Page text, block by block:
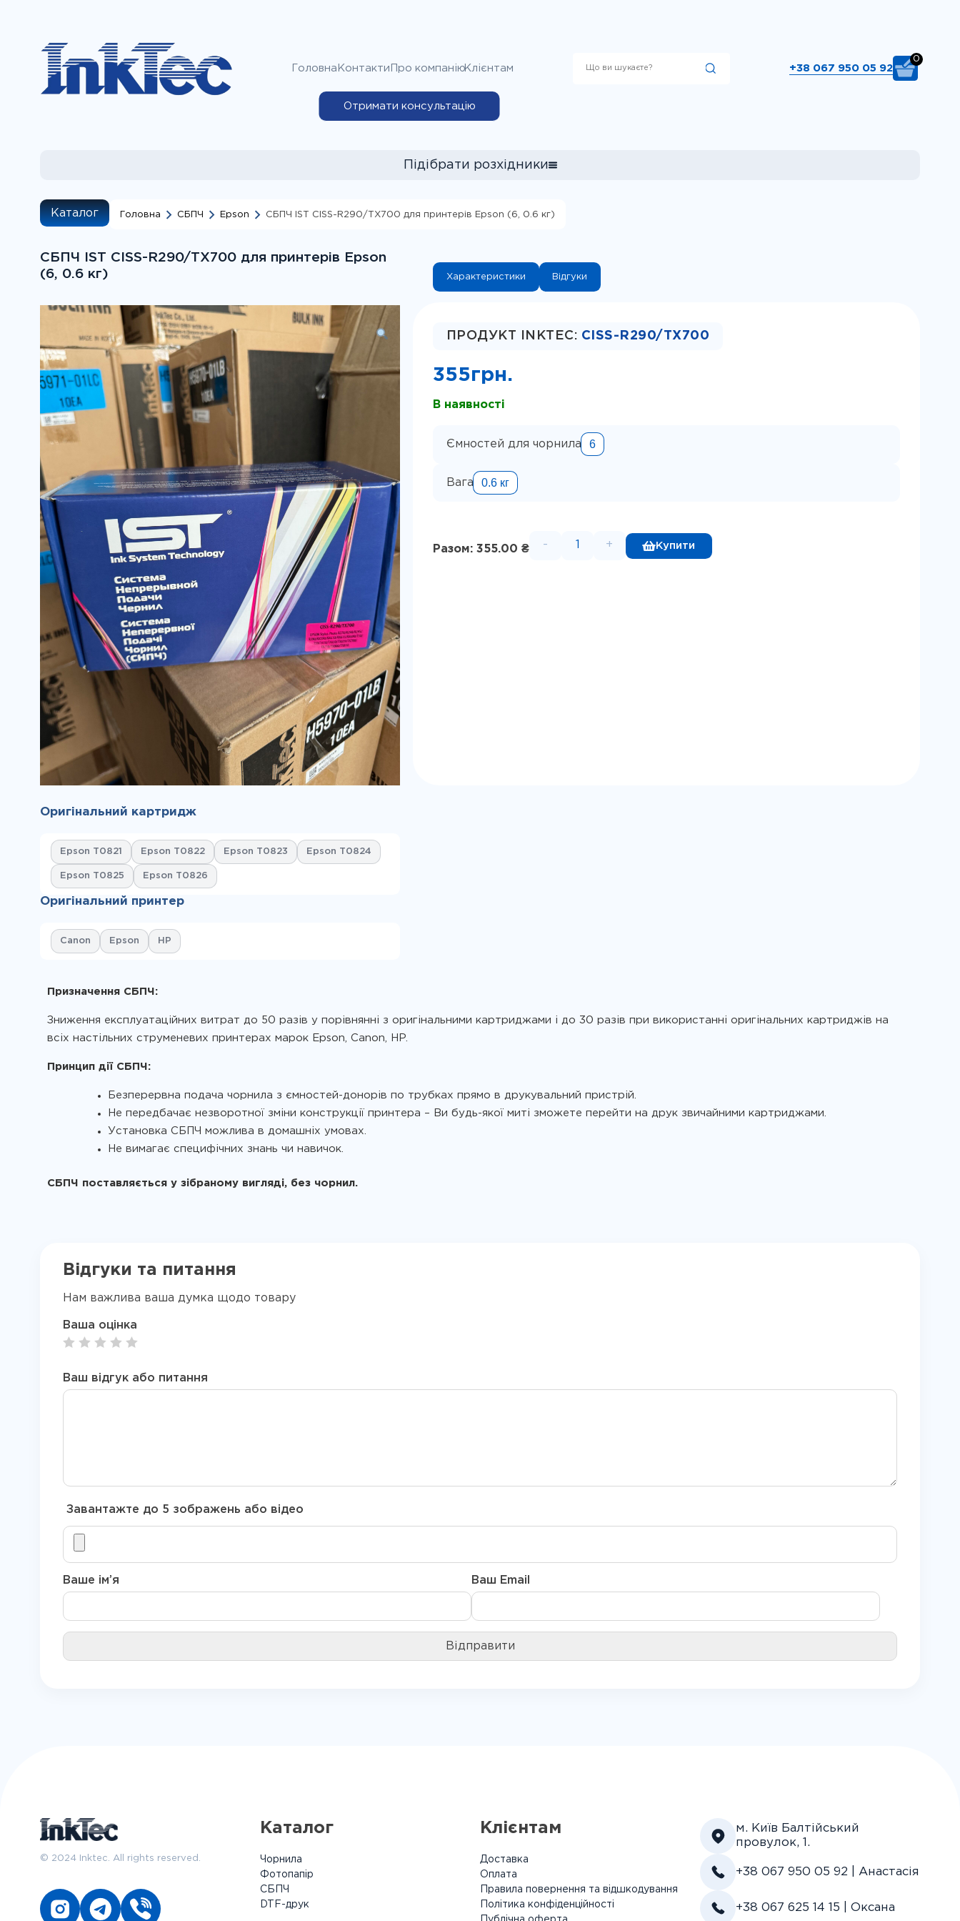
Головна Контакти Про компанію
Отримати консультацію
Клієнтам +38 067 950 05 92
0
Підібрати розхідники
пошуку "за моделлю принтера", потім у пошуковому рядку почніть вводити цифри 660. Виберіть
потрібний принтер із запропонованих варіантів та натисніть кнопку "Підібрати"..
Каталог Головна СБПЧ Epson СБПЧ IST CISS-R290/TX700 для принтерів Epson (6, 0.6 кг)
СБПЧ IST CISS-R290/TX700 для принтерів Epson
(6, 0.6 кг)
Характеристики Відгуки
ПРОДУКТ INKTEC: CISS-R290/TX700
355грн.
В наявності
Ємностей для чорнила 6
Вага 0.6 кг
Разом: 355.00 ₴ СБПЧ IST CISS-R290/TX700 для принтерів Epson кількість
- + Купити
Оригінальний картридж
Epson T0821 Epson T0822 Epson T0823 Epson T0824
Epson T0825 Epson T0826
Оригінальний принтер
Canon Epson HP
Призначення СБПЧ:
Зниження експлуатаційних витрат до 50 разів у порівнянні з оригінальними картриджами і до 30 разів при використанні оригінальних картриджів на
всіх настільних струменевих принтерах марок Epson, Canon, HP.
Принцип дії СБПЧ:
Безперервна подача чорнила з ємностей-донорів по трубках прямо в друкувальний пристрій.
Не передбачає незворотної зміни конструкції принтера – Ви будь-якої миті зможете перейти на друк звичайними картриджами.
Установка СБПЧ можлива в домашніх умовах.
Не вимагає специфічних знань чи навичок.
СБПЧ поставляється у зібраному вигляді, без чорнил.
Відгуки та питання
Нам важлива ваша думка щодо товару
Ваша оцінка
Ваш відгук або питання
Завантажте до 5 зображень або відео
Ваше ім’я Ваш Email
© 2024 Inktec. All rights reserved.
Каталог
Чорнила
Фотопапір
СБПЧ
DTF-друк
Клієнтам
Доставка
Оплата
Правила повернення та відшкодування
Політика конфіденційності
м. Київ Балтійський
провулок, 1.
+38 067 950 05 92 | Анастасія
+38 067 625 14 15 | Оксана